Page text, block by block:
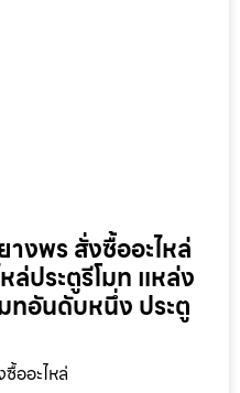
งพร สั่งซื้ออะไหล่
ล่ประตูรีโมท แหล่ง
ทอันดับหนึ่ง ประตู
ออะไหล่